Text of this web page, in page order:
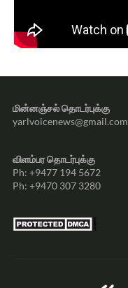
மின்னஞ்சல் தொடர்புக்கு
yarlvoicenews@gmail.com
விளம்பர தொடர்புக்கு
Ph: +9477 194 5672
Ph: +9470 307 3280